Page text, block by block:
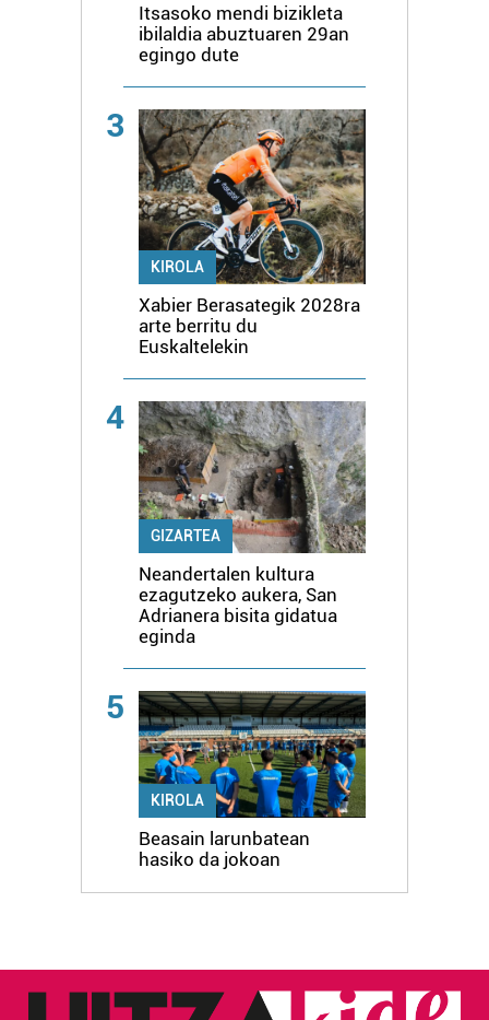
Itsasoko mendi bizikleta
ibilaldia abuztuaren 29an
egingo dute
3
KIROLA
Xabier Berasategik 2028ra
arte berritu du
Euskaltelekin
4
GIZARTEA
Neandertalen kultura
ezagutzeko aukera, San
Adrianera bisita gidatua
eginda
5
KIROLA
Beasain larunbatean
hasiko da jokoan